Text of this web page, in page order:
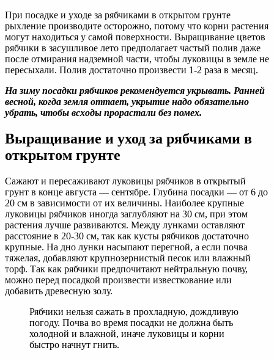
При посадке и уходе за рябчиками в открытом грунте
рыхление производите осторожно, потому что корни растения
могут находиться у самой поверхности. Выращивание цветов
рябчики в засушливое лето предполагает частый полив даже
после отмирания надземной части, чтобы луковицы в земле не
пересыхали. Полив достаточно произвести 1-2 раза в месяц.
На зиму посадки рябчиков рекомендуется укрывать. Ранней
весной, когда земля оттает, укрытие надо обязательно
убрать, чтобы всходы прорастали без помех.
Выращивание и уход за рябчиками в
открытом грунте
Сажают и пересаживают луковицы рябчиков в открытый
грунт в конце августа — сентябре. Глубина посадки — от 6 до
20 см в зависимости от их величины. Наиболее крупные
луковицы рябчиков иногда заглубляют на 30 см, при этом
растения лучше развиваются. Между лунками оставляют
расстояние в 20-30 см, так как кусты рябчиков достаточно
крупные. На дно лунки насыпают перегной, а если почва
тяжелая, добавляют крупнозернистый песок или влажный
торф. Так как рябчики предпочитают нейтральную почву,
можно перед посадкой произвести известкование или
добавить древесную золу.
Рябчики нельзя сажать в прохладную, дождливую
погоду. Почва во время посадки не должна быть
холодной и влажной, иначе луковицы и корни
быстро начнут гнить.